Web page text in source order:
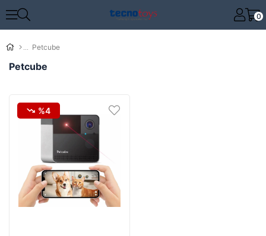
0
Petcube
Petcube
%4